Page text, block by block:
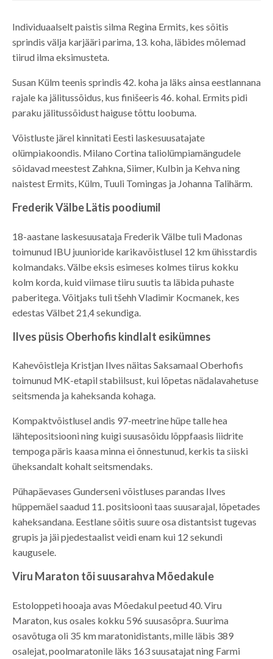
Individuaalselt paistis silma Regina Ermits, kes sõitis
sprindis välja karjääri parima, 13. koha, läbides mõlemad
tiirud ilma eksimusteta.
Susan Külm teenis sprindis 42. koha ja läks ainsa eestlannana
rajale ka jälitussõidus, kus finišeeris 46. kohal. Ermits pidi
paraku jälitussõidust haiguse tõttu loobuma.
Võistluste järel kinnitati Eesti laskesuusatajate
olümpiakoondis. Milano Cortina taliolümpiamängudele
sõidavad meestest Zahkna, Siimer, Kulbin ja Kehva ning
naistest Ermits, Külm, Tuuli Tomingas ja Johanna Talihärm.
Frederik Välbe Lätis poodiumil
18-aastane laskesuusataja Frederik Välbe tuli Madonas
toimunud IBU juunioride karikavõistlusel 12 km ühisstardis
kolmandaks. Välbe eksis esimeses kolmes tiirus kokku
kolm korda, kuid viimase tiiru suutis ta läbida puhaste
paberitega. Võitjaks tuli tšehh Vladimir Kocmanek, kes
edestas Välbet 21,4 sekundiga.
Ilves püsis Oberhofis kindlalt esikümnes
Kahevõistleja Kristjan Ilves näitas Saksamaal Oberhofis
toimunud MK-etapil stabiilsust, kui lõpetas nädalavahetuse
seitsmenda ja kaheksanda kohaga.
Kompaktvõistlusel andis 97-meetrine hüpe talle hea
lähtepositsiooni ning kuigi suusasõidu lõppfaasis liidrite
tempoga päris kaasa minna ei õnnestunud, kerkis ta siiski
üheksandalt kohalt seitsmendaks.
Pühapäevases Gunderseni võistluses parandas Ilves
hüppemäel saadud 11. positsiooni taas suusarajal, lõpetades
kaheksandana. Eestlane sõitis suure osa distantsist tugevas
grupis ja jäi pjedestaalist veidi enam kui 12 sekundi
kaugusele.
Viru Maraton tõi suusarahva Mõedakule
Estoloppeti hooaja avas Mõedakul peetud 40. Viru
Maraton, kus osales kokku 596 suusasõpra. Suurima
osavõtuga oli 35 km maratonidistants, mille läbis 389
osalejat, poolmaratonile läks 163 suusatajat ning Farmi